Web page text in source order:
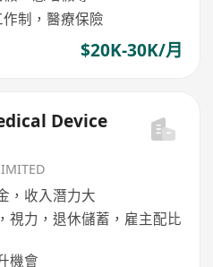
制，醫療保險
$20K-30K/月
Device
，收入潛力大
視力，退休儲蓄，雇主配比
機會